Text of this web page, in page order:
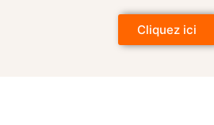
Cliquez ici